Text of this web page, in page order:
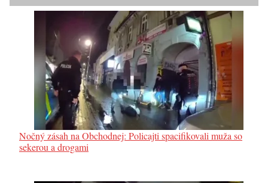
Nočný zásah na Obchodnej: Policajti spacifikovali muža so
sekerou a drogami